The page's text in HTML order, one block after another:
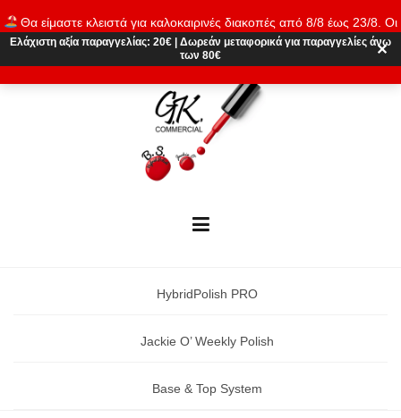
Θα είμαστε κλειστά για καλοκαιρινές διακοπές από 8/8 έως 23/8. Οι
παραγγελίες θα εκτελούνται ξανά από 24/8. Καλό καλοκαίρι!
Απόρριψη
to
content
Ελάχιστη αξία παραγγελίας: 20€ Δωρεάν μεταφορικά για παραγγελίες άνω
των 80€
✕
HybridPolish PRO
Jackie O’ Weekly Polish
Base & Top System